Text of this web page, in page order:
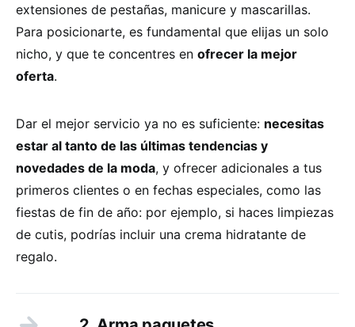
extensiones de pestañas, manicure y mascarillas.
Para posicionarte, es fundamental que elijas un solo
nicho, y que te concentres en ofrecer la mejor
oferta.
Dar el mejor servicio ya no es suficiente: necesitas
estar al tanto de las últimas tendencias y
novedades de la moda, y ofrecer adicionales a tus
primeros clientes o en fechas especiales, como las
fiestas de fin de año: por ejemplo, si haces limpiezas
de cutis, podrías incluir una crema hidratante de
regalo.